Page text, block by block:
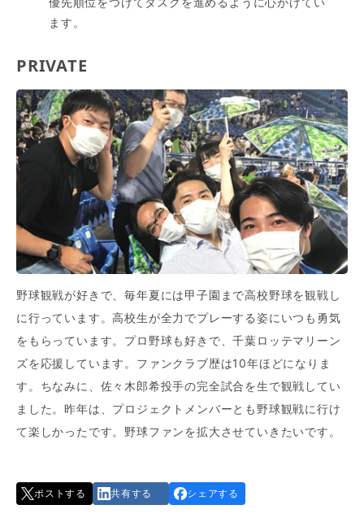
ます。
PRIVATE
野球観戦が好きで、毎年夏には甲子園まで高校野球を観戦し
に行っています。高校生が全力でプレーする姿にいつも勇気
をもらっています。プロ野球も好きで、千葉ロッテマリーン
ズを応援しています。ファンクラブ歴は10年ほどになりま
す。ちなみに、佐々木郎希投手の完全試合を生で観戦してい
ました。昨年は、プロジェクトメンバーとも野球観戦に行け
て楽しかったです。野球ファンを拡大させていきたいです。
ポストする 共有する シェアする